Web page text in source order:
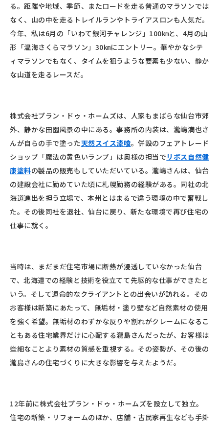
る。距離や地域、季節、またロードを走る普通のマラソンでは
なく、山の中を走るトレイルランやトライアスロンも人気だ。
今年、私は6月の「いわて銀河チャレンジ」100㎞と、4月の山
形「温海さくらマラソン」30㎞にエントリー。華やかなシテ
ィマラソンでもなく、タイムを狙うような要素も少ない、静か
な山道を走るレースだ。
株式会社プラン・ドゥ・ホームズは、人家もまばらな仙台市郊
外、静かな田園風景の中にある。事務所の内装は、瀧嶋満也さ
んが自らの手で塗った天然スイス漆喰。併設のフェアトレード
ショップ「魔法の黄色いランプ」は奥様の担当で リボス自然健
康塗料の製品の販売もしていただいている。瀧嶋さんは、仙台
の建設会社に勤めていた頃に札幌勤務の経験がある。同社の北
海道進出を担う立場で、本州とはまるで違う環境の中で奮戦し
た。その後同社を退社、仙台に戻り、新たな環境で再び住宅の
仕事に就く。
当時は、まだまだ住宅市場に断熱が浸透していなかった仙台
で、北海道での経験と技術を役立てて先駆的な仕事ができたと
いう。そして運命的なクライアントとの出会いが訪れる。その
お客様は新築にあたって、無垢材・塗り壁など自然素材の使用
を強く希望。無垢材のわずかな反りや割れがクレームになるこ
ともある住宅業界だけに心配する瀧島さんだったが、お客様は
些細なことより素材の質感を重視する。その姿勢が、その後の
瀧島さんの住宅づくりに大きな影響を与えたようだ。
12年前に株式会社プラン・ドゥ・ホームズを設立して独立。
住宅の新築・リフォームのほか、店舗・古民家再生なども手掛